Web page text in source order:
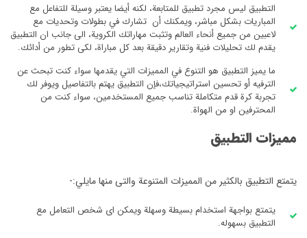
التطبيق ليس مجرد تطبيق للمتابعة، لكنه أيضا يعتبر وسيلة للتفاعل مع
المباريات بشكل مباشر، ويمكنك أن تشارك في بطولات وتحديات مع
لاعبين من جميع أنحاء العالم وتثبت مهاراتك الكروية، الى جانب ان التطبيق
يقدم لك تحليلات فنية وتقارير دقيقة بعد كل مباراة، لكى تطور من أدائك.
ما يميز التطبيق هو التنوع في المميزات التي يقدمها سواء كنت تبحث عن
الترفيه أو تحسين استراتيجياتك،فإن التطبيق يهتم بالتفاصيل ويوفر لك
تجربة كرة قدم متكاملة تناسب جميع المستخدمين، سواء كنت من
المحترفين او من الهواة.
مميزات التطبيق
يتمتع التطبيق بالكثير من المميزات المتنوعة والتى منها مايلي:-
يتمتع بواجهة استخدام بسيطة وسهلة ويمكن اى شخص التعامل مع
التطبيق بسهوله.